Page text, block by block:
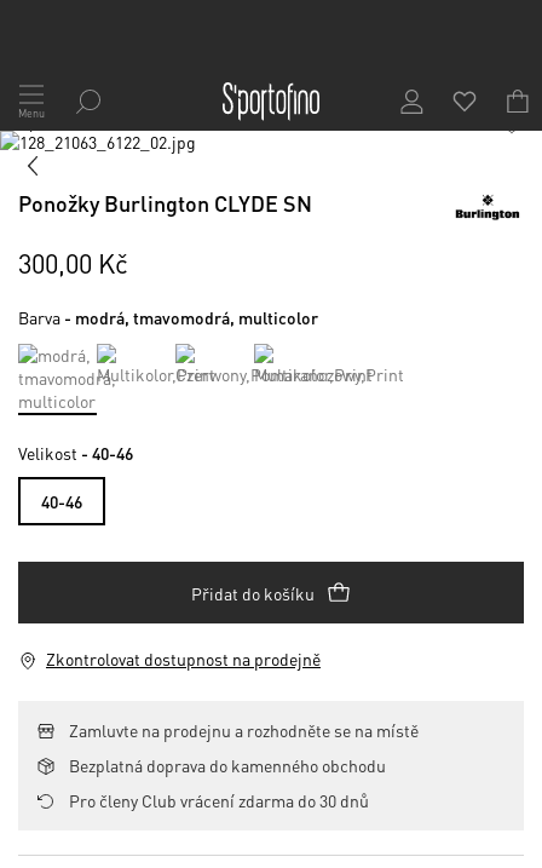
Přejít
na
obsah
Menu
Skip
end
the
images
1/10
Skip
the
the
gallery
Ponožky Burlington CLYDE SN
300,00 Kč
Barva - modrá, tmavomodrá, multicolor
Velikost - 40-46
40-46
Přidat do košíku
Zkontrolovat dostupnost na prodejně
Zamluvte na prodejnu a rozhodněte se na místě
Bezplatná doprava do kamenného obchodu
Pro členy Club vrácení zdarma do 30 dnů